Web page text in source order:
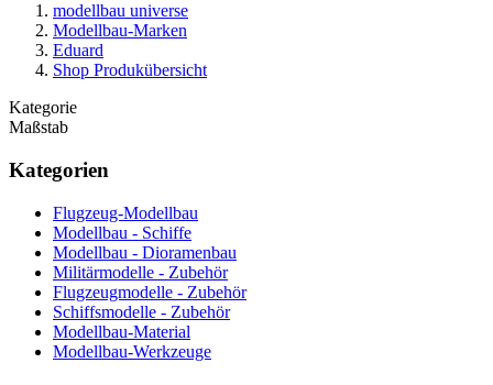
modellbau universe
Modellbau-Marken
Eduard
Shop Produkübersicht
Kategorie
Maßstab
Kategorien
Flugzeug-Modellbau
Modellbau - Schiffe
Modellbau - Dioramenbau
Militärmodelle - Zubehör
Flugzeugmodelle - Zubehör
Schiffsmodelle - Zubehör
Modellbau-Material
Modellbau-Werkzeuge